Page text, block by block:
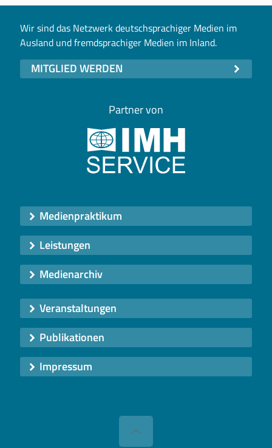
Wir sind das Netzwerk deutschsprachiger Medien im
Ausland und fremdsprachiger Medien im Inland.
MITGLIED WERDEN
Partner von
Medienpraktikum
Leistungen
Medienarchiv
Veranstaltungen
Publikationen
Impressum